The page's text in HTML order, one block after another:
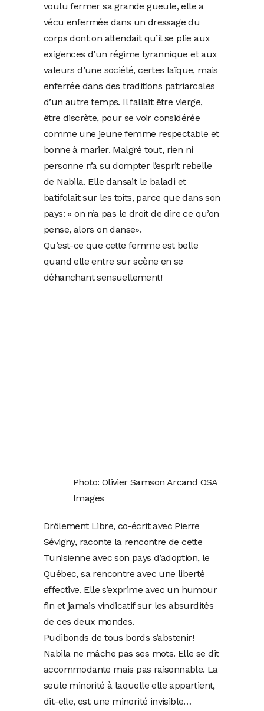
voulu fermer sa grande gueule, elle a
vécu enfermée dans un dressage du
corps dont on attendait qu’il se plie aux
exigences d’un régime tyrannique et aux
valeurs d’une société, certes laïque, mais
enferrée dans des traditions patriarcales
d’un autre temps. Il fallait être vierge,
être discrète, pour se voir considérée
comme une jeune femme respectable et
bonne à marier. Malgré tout, rien ni
personne n’a su dompter l’esprit rebelle
de Nabila. Elle dansait le baladi et
batifolait sur les toits, parce que dans son
pays: « on n’a pas le droit de dire ce qu’on
pense, alors on danse».
Qu’est-ce que cette femme est belle
quand elle entre sur scène en se
déhanchant sensuellement!
Photo: Olivier Samson Arcand OSA
Images
Drôlement Libre, co-écrit avec Pierre
Sévigny, raconte la rencontre de cette
Tunisienne avec son pays d’adoption, le
Québec, sa rencontre avec une liberté
effective. Elle s’exprime avec un humour
fin et jamais vindicatif sur les absurdités
de ces deux mondes.
Pudibonds de tous bords s’abstenir!
Nabila ne mâche pas ses mots. Elle se dit
accommodante mais pas raisonnable. La
seule minorité à laquelle elle appartient,
dit-elle, est une minorité invisible…